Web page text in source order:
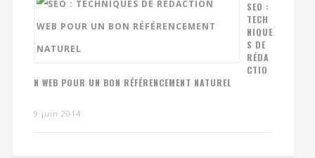
SEO :
TECH
NIQUE
S DE
RÉDA
CTIO
N WEB POUR UN BON RÉFÉRENCEMENT NATUREL
9 juin 2014